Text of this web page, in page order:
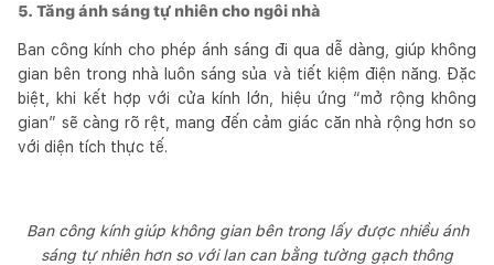
5. Tăng ánh sáng tự nhiên cho ngôi nhà
Ban công kính cho phép ánh sáng đi qua dễ dàng, giúp không
gian bên trong nhà luôn sáng sủa và tiết kiệm điện năng. Đặc
biệt, khi kết hợp với cửa kính lớn, hiệu ứng “mở rộng không
gian” sẽ càng rõ rệt, mang đến cảm giác căn nhà rộng hơn so
với diện tích thực tế.
Ban công kính giúp không gian bên trong lấy được nhiều ánh
sáng tự nhiên hơn so với lan can bằng tường gạch thông